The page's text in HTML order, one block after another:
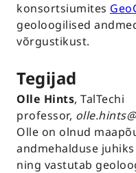
konsortsiumites
geoloogilised
võrgustikust.
Tegijad
Olle Hints, TalTechi
professor,
Olle on olnud
andmehalduse juhiks
ning vastutab